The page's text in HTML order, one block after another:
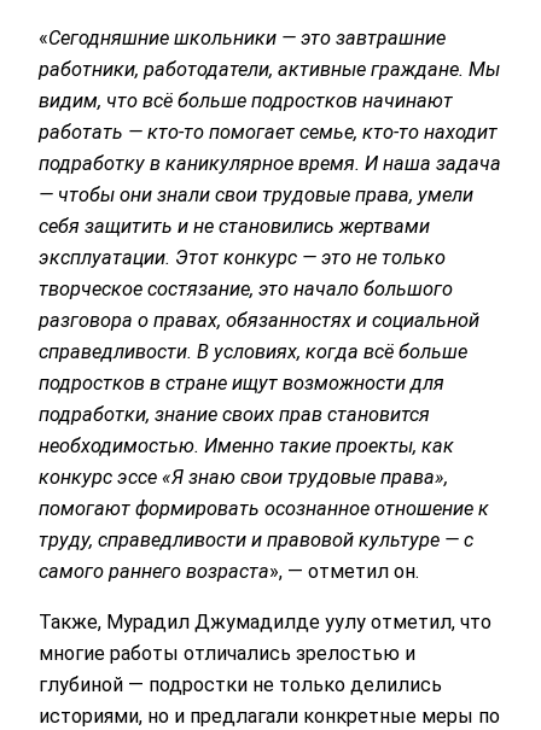
«Сегодняшние школьники — это завтрашние
работники, работодатели, активные граждане. Мы
видим, что всё больше подростков начинают
работать — кто-то помогает семье, кто-то находит
подработку в каникулярное время. И наша задача
— чтобы они знали свои трудовые права, умели
себя защитить и не становились жертвами
эксплуатации. Этот конкурс — это не только
творческое состязание, это начало большого
разговора о правах, обязанностях и социальной
справедливости. В условиях, когда всё больше
подростков в стране ищут возможности для
подработки, знание своих прав становится
необходимостью. Именно такие проекты, как
конкурс эссе «Я знаю свои трудовые права»,
помогают формировать осознанное отношение к
труду, справедливости и правовой культуре — с
самого раннего возраста», — отметил он.
Также, Мурадил Джумадилде уулу отметил, что
многие работы отличались зрелостью и
глубиной — подростки не только делились
историями, но и предлагали конкретные меры по